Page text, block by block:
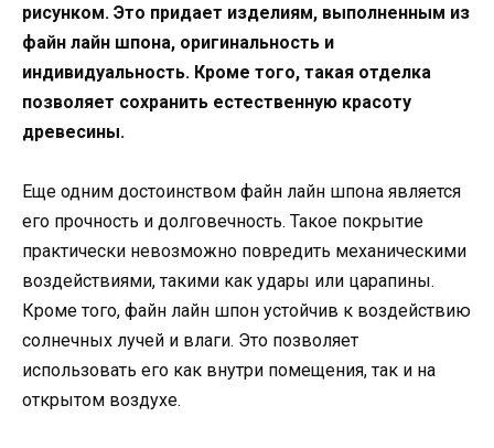
рисунком. Это придает изделиям, выполненным из
файн лайн шпона, оригинальность и
индивидуальность. Кроме того, такая отделка
позволяет сохранить естественную красоту
древесины.
Еще одним достоинством файн лайн шпона является
его прочность и долговечность. Такое покрытие
практически невозможно повредить механическими
воздействиями, такими как удары или царапины.
Кроме того, файн лайн шпон устойчив к воздействию
солнечных лучей и влаги. Это позволяет
использовать его как внутри помещения, так и на
открытом воздухе.